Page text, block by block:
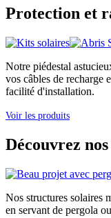
Protection et
Notre piédestal
vos câbles de recharge
facilité d'installation.
Voir les produits
Découvrez
Nos structures solaires
en servant de pergola